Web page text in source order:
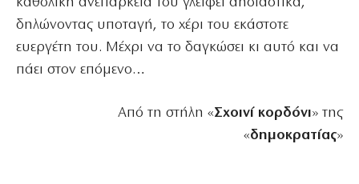
δηλώνοντας υποταγή, το χέρι του εκάστοτε
ευεργέτη του. Μέχρι να το δαγκώσει κι αυτό και να
πάει στον επόμενο…
Από τη στήλη «Σχοινί κορδόνι» της
«δημοκρατίας»